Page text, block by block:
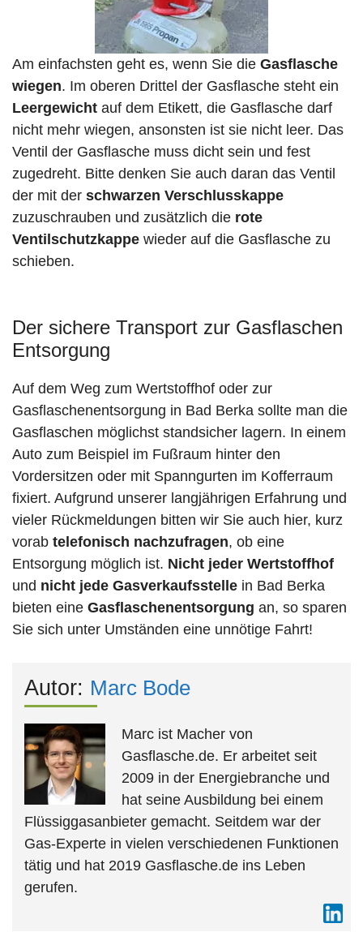
Am einfachsten geht es, wenn Sie die Gasflasche
wiegen. Im oberen Drittel der Gasflasche steht ein
Leergewicht auf dem Etikett, die Gasflasche darf
nicht mehr wiegen, ansonsten ist sie nicht leer. Das
Ventil der Gasflasche muss dicht sein und fest
zugedreht. Bitte denken Sie auch daran das Ventil
der mit der schwarzen Verschlusskappe
zuzuschrauben und zusätzlich die rote
Ventilschutzkappe wieder auf die Gasflasche zu
schieben.
Der sichere Transport zur Gasflaschen
Entsorgung
Auf dem Weg zum Wertstoffhof oder zur
Gasflaschenentsorgung in Bad Berka sollte man die
Gasflaschen möglichst standsicher lagern. In einem
Auto zum Beispiel im Fußraum hinter den
Vordersitzen oder mit Spanngurten im Kofferraum
fixiert. Aufgrund unserer langjährigen Erfahrung und
vieler Rückmeldungen bitten wir Sie auch hier, kurz
vorab telefonisch nachzufragen, ob eine
Entsorgung möglich ist. Nicht jeder Wertstoffhof
und nicht jede Gasverkaufsstelle in Bad Berka
bieten eine Gasflaschenentsorgung an, so sparen
Sie sich unter Umständen eine unnötige Fahrt!
Autor: Marc Bode
Marc ist Macher von
Gasflasche.de. Er arbeitet seit
2009 in der Energiebranche und
hat seine Ausbildung bei einem
Flüssiggasanbieter gemacht. Seitdem war der
Gas-Experte in vielen verschiedenen Funktionen
tätig und hat 2019 Gasflasche.de ins Leben
gerufen.